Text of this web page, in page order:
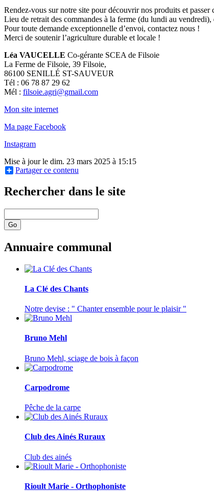
Rendez-vous sur notre site pour découvrir nos produits et passer
Lieu de retrait des commandes à la ferme (du lundi au
Pour toute demande exceptionnelle d’envoi, contactez nous !
Merci de soutenir l’agriculture durable et locale !
Léa VAUCELLE Co-gérante SCEA de Filsoie
La Ferme de Filsoie, 39 Filsoie,
86100 SENILLÉ ST-SAUVEUR
Tél : 06 78 87 29 62
Mél : filsoie.agri@gmail.com
Mon site internet
Ma page Facebook
Instagram
Mise à jour le dim. 23 mars 2025 à 15:15
Partager ce contenu
Rechercher dans le site
Go
Annuaire communal
La Clé des Chants
Notre devise : " Chanter ensemble pour le plaisir "
Bruno Mehl
Bruno Mehl, sciage de bois à façon
Carpodrome
Pêche de la carpe
Club des Ainés Ruraux
Club des ainés
Rioult Marie - Orthophoniste